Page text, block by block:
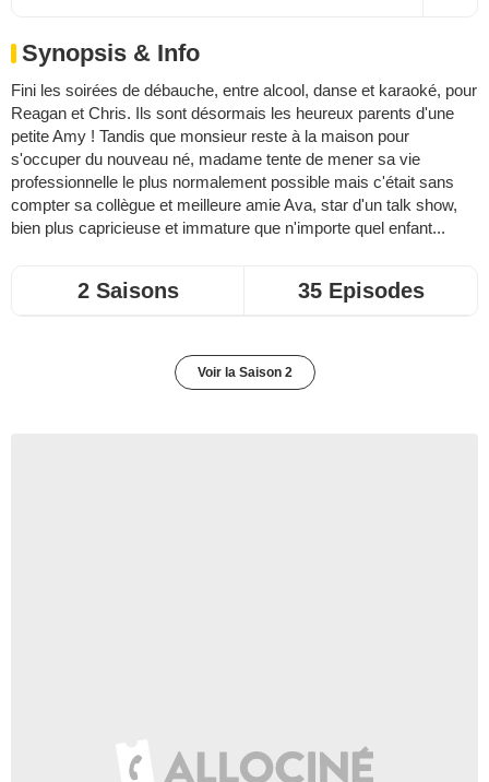
Synopsis & Info
Fini les soirées de débauche, entre alcool, danse et karaoké, pour
Reagan et Chris. Ils sont désormais les heureux parents d'une
petite Amy ! Tandis que monsieur reste à la maison pour
s'occuper du nouveau né, madame tente de mener sa vie
professionnelle le plus normalement possible mais c'était sans
compter sa collègue et meilleure amie Ava, star d'un talk show,
bien plus capricieuse et immature que n'importe quel enfant...
2 Saisons 35 Episodes
Voir la Saison 2